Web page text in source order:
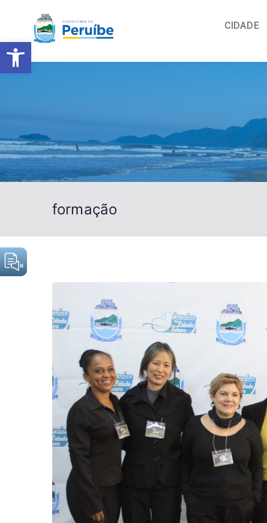
Barra de Ferramentas Aberta
CIDADE
formação